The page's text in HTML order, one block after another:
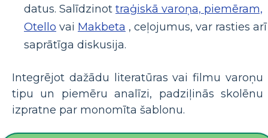
datus. Salīdzinot traģiskā varoņa, piemēram,
Otello vai Makbeta , ceļojumus, var rasties arī
saprātīga diskusija.
Integrējot dažādu literatūras vai filmu varoņu
tipu un piemēru analīzi, padziļinās skolēnu
izpratne par monomīta šablonu.